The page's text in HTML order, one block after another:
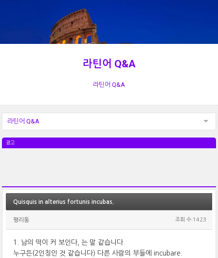
라틴어 Q&A
라틴어 Q&A
라틴어 Q&A
광고
Quisquis in alterius fortunis incubas.
평리동 조회 수:1423
1. 남의 떡이 커 보인다, 는 말 같습니다.
누구든(2인칭인 것 같습니다) 다른 사람의 부들에 incubare.